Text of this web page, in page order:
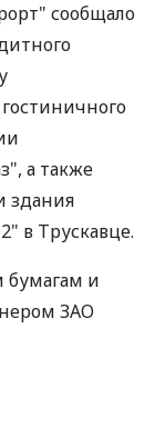
сообщало
а также
здания
в Трускавце.
и
ЗАО